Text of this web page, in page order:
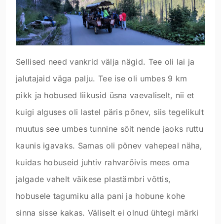
Sellised need vankrid välja nägid. Tee oli lai ja
jalutajaid väga palju. Tee ise oli umbes 9 km
pikk ja hobused liikusid üsna vaevaliselt, nii et
kuigi alguses oli lastel päris põnev, siis tegelikult
muutus see umbes tunnine sõit nende jaoks ruttu
kaunis igavaks. Samas oli põnev vahepeal näha,
kuidas hobuseid juhtiv rahvarõivis mees oma
jalgade vahelt väikese plastämbri võttis,
hobusele tagumiku alla pani ja hobune kohe
sinna sisse kakas. Väliselt ei olnud ühtegi märki